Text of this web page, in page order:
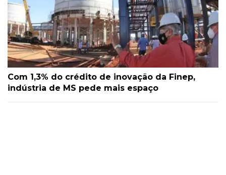
Com 1,3% do crédito de inovação da Finep,
indústria de MS pede mais espaço